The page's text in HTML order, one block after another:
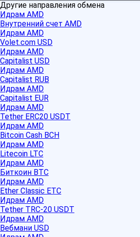
Другие направления обмена
Идрам AMD
Внутренний счет AMD
Идрам AMD
Volet.com USD
Идрам AMD
Capitalist USD
Идрам AMD
Capitalist RUB
Идрам AMD
Capitalist EUR
Идрам AMD
Tether ERC20 USDT
Идрам AMD
Bitcoin Cash BCH
Идрам AMD
Litecoin LTC
Идрам AMD
Биткоин BTC
Идрам AMD
Ether Classic ETC
Идрам AMD
Tether TRC-20 USDT
Идрам AMD
Вебмани USD